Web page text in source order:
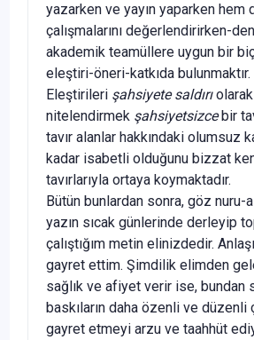
yazarken ve yayın yaparken hem
çalışmalarını değerlendirirken-
akademik teamüllere uygun bir
eleştiri-öneri-katkıda bulunmaktır.
Eleştirileri şahsiyete saldırıolarak
nitelendirmek şahsiyetsizcebir
tavır alanlar hakkındaki olumsuz
kadar isabetli olduğunu bizzat
tavırlarıyla ortaya koymaktadır.
Bütün bunlardan sonra, göz nuru-
yazın sıcak günlerinde derleyip
çalıştığım metin elinizdedir.
gayret ettim. Şimdilik elimden
sağlık ve afiyet verir ise, bundan
baskıların daha özenli ve düzenli
gayret etmeyi arzu ve taahhüt